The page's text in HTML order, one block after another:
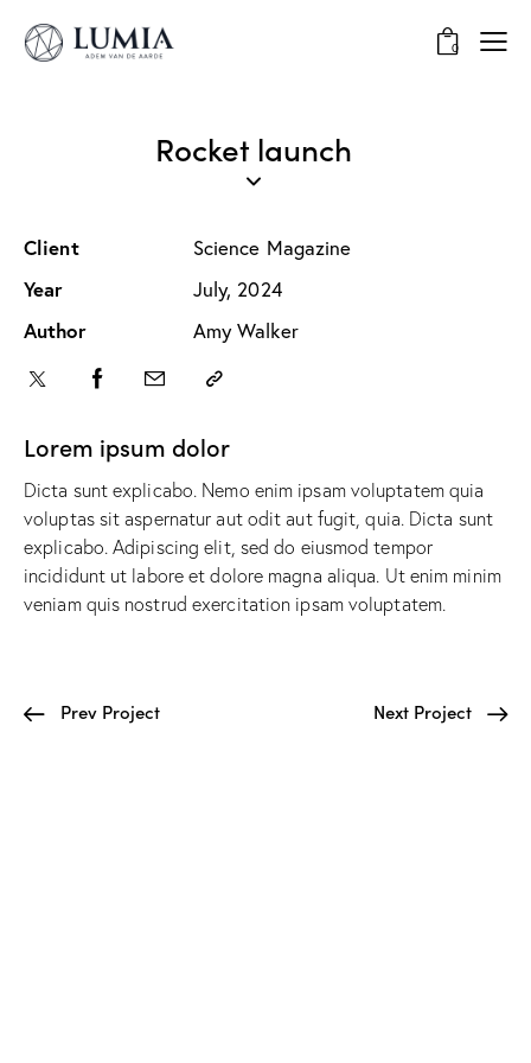
0
Rocket launch
Lorem ipsum dolor
Dicta sunt explicabo. Nemo enim ipsam voluptatem quia
voluptas sit aspernatur aut odit aut fugit, quia. Dicta sunt
explicabo. Adipiscing elit, sed do eiusmod tempor
incididunt ut labore et dolore magna aliqua. Ut enim minim
veniam quis nostrud exercitation ipsam voluptatem.
Client
Science Magazine
Year
July, 2024
Author
Amy Walker
Prev Project Next Project